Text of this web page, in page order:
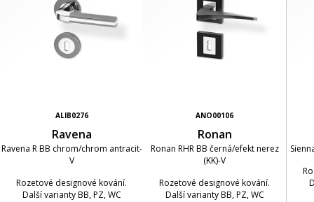
ALIB0276
Ravena
Ravena R BB chrom/chrom antracit-
V
Rozetové designové kování.
Další varianty BB, PZ, WC
ANO00106
Ronan
Ronan RHR BB černá/efekt nerez
(KK)-V
Rozetové designové kování.
Další varianty BB, PZ, WC